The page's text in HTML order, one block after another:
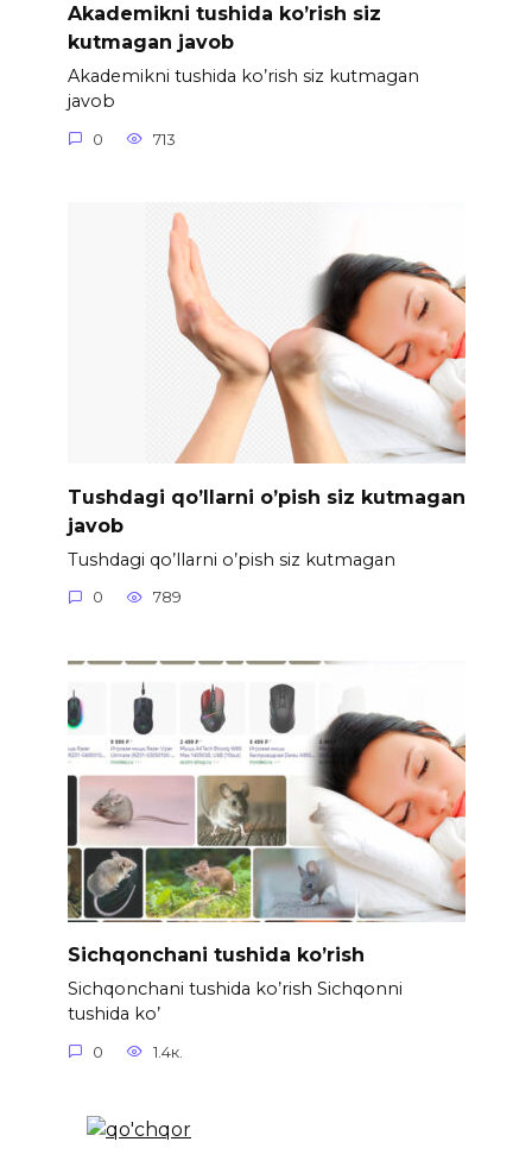
Akademikni tushida ko’rish siz
kutmagan javob
Akademikni tushida ko’rish siz kutmagan
javob
0 713
Tushdagi qo’llarni o’pish siz kutmagan
javob
Tushdagi qo’llarni o’pish siz kutmagan
0 789
Sichqonchani tushida ko’rish
Sichqonchani tushida ko’rish Sichqonni
tushida ko’
0 1.4к.